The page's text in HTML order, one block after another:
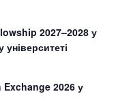
2027–2028 у
Exchange 2026 у